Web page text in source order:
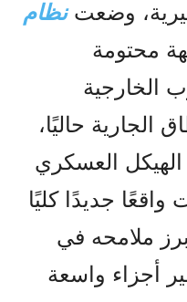
وضعتنظام
محتومة
الخارجية
الجارية حاليًا،
العسكري
جديدًا كليًا
ملامحه في
أجزاء واسعة